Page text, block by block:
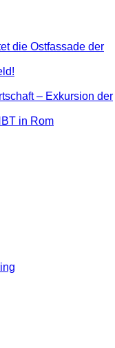
die Ostfassade der
– Exkursion der
in Rom